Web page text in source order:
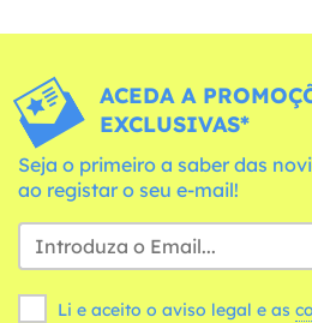
ACEDA A
EXCLUSIVAS*
Seja o primeiro a saber das
ao registar o seu e-mail!
Li e aceito o aviso legal e as